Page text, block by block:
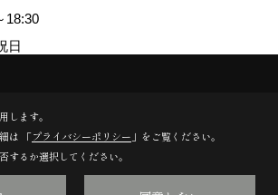
18:30
日
All Rights Reserved.
エイト
します。
は 「プライバシーポリシー 」をご覧ください。
するか選択してください。